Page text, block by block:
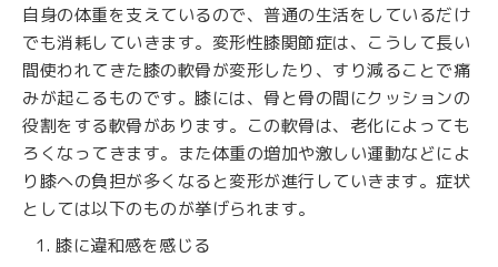
自身の体重を支えているので、普通の生活をしているだけ
でも消耗していきます。変形性膝関節症は、こうして長い
間使われてきた膝の軟骨が変形したり、すり減ることで痛
みが起こるものです。膝には、骨と骨の間にクッションの
役割をする軟骨があります。この軟骨は、老化によっても
ろくなってきます。また体重の増加や激しい運動などによ
り膝への負担が多くなると変形が進行していきます。症状
としては以下のものが挙げられます。
膝に違和感を感じる